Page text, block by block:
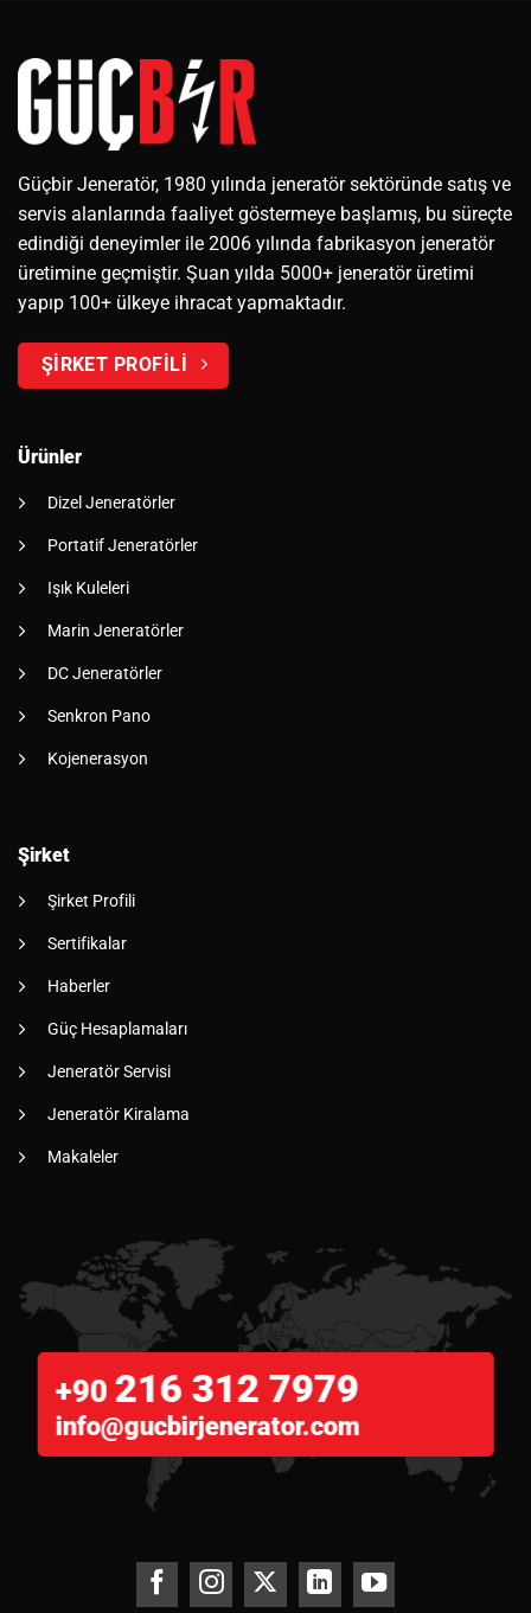
Güçbir Jeneratör, 1980 yılında jeneratör sektöründe satış ve
servis alanlarında faaliyet göstermeye başlamış, bu süreçte
edindiği deneyimler ile 2006 yılında fabrikasyon jeneratör
üretimine geçmiştir. Şuan yılda 5000+ jeneratör üretimi
yapıp 100+ ülkeye ihracat yapmaktadır.
ŞİRKET PROFİLİ
Ürünler
Dizel Jeneratörler
Portatif Jeneratörler
Işık Kuleleri
Marin Jeneratörler
DC Jeneratörler
Senkron Pano
Kojenerasyon
Şirket
Şirket Profili
Sertifikalar
Haberler
Güç Hesaplamaları
Jeneratör Servisi
Jeneratör Kiralama
Makaleler
+90 216 312 7979
info@gucbirjenerator.com